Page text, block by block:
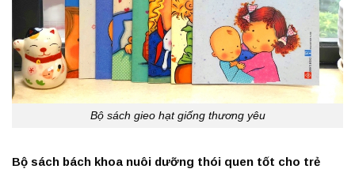
Bộ sách gieo hạt giống thương yêu
Bộ sách bách khoa nuôi dưỡng thói quen tốt cho trẻ